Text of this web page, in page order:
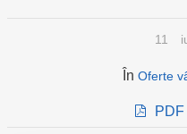
11
În Oferte
PDF